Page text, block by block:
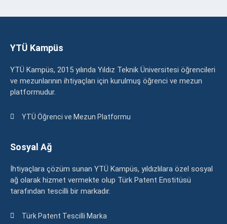
YTÜ Kampüs
YTÜ Kampüs, 2015 yılında Yıldız Teknik Üniversitesi öğrencileri
ve mezunlarının ihtiyaçları için kurulmuş öğrenci ve mezun
platformudur.
YTÜ Öğrenci ve Mezun Platformu
Sosyal Ağ
İhtiyaçlara çözüm sunan YTÜ Kampüs, yıldızlılara özel sosyal
ağ olarak hizmet vermekte olup Türk Patent Enstitüsü
tarafından tescilli bir markadır.
Türk Patent Tescilli Marka